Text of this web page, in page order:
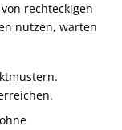
rechteckigen
nutzen, warten